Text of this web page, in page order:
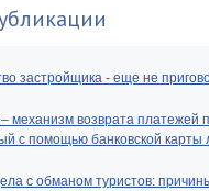
застройщика - еще не
механизм возврата платежей
с помощью банковской карты
с обманом туристов: